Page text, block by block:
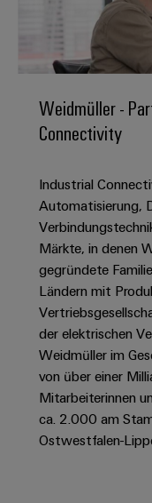
erlebbar
werden.
Datencenter
und
Produkte
für
effizient,
zuverlässig,
skalierbar
Lösungen
und
Produkte
(ESS)
und
-
DC-
u-
OS
Computing
Industrial
5G
Single
Pair
Ethernet
und
Feldebene
und
und
-
Patchkabel
und
Kabel
SPS
&
Fast
Delivery
Beratung
und
digitale
Planung
-
Ihre
Industrial
Service
Platform
Connectivity
Consulting
Vertrieb
uns
Distribution
für
unsere
Partner
Vertrieb
News
Messen
Newsletter
Weidmüller
Zahlen
Fakten
Unser
Weidmüller
Academy
People
&
Culture
Compliance
Weidmüller
Welt
Stellen
für
Für
Praktika
Neuanfang
für
Offene
Stellen
für
Weidmüller -
Connectivity
Industrial
Automatisierung,
Märkte, in denen
gegründete
Ländern mit
der elektrischen
Weidmüller im
von über einer
Mitarbeiterinnen
ca. 2.000 am
Ostwestfalen-